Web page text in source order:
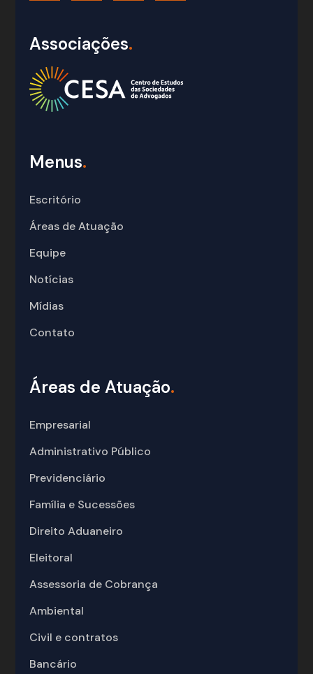
Associações.
Menus.
Escritório
Áreas de Atuação
Equipe
Notícias
Mídias
Contato
Áreas de Atuação.
Empresarial
Administrativo Público
Previdenciário
Família e Sucessões
Direito Aduaneiro
Eleitoral
Assessoria de Cobrança
Ambiental
Civil e contratos
Bancário